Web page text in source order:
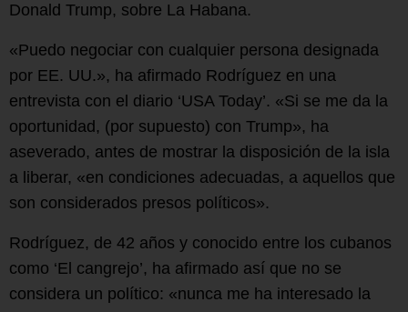
Donald Trump, sobre La Habana.
«Puedo negociar con cualquier persona designada
por EE. UU.», ha afirmado Rodríguez en una
entrevista con el diario ‘USA Today’. «Si se me da la
oportunidad, (por supuesto) con Trump», ha
aseverado, antes de mostrar la disposición de la isla
a liberar, «en condiciones adecuadas, a aquellos que
son considerados presos políticos».
Rodríguez, de 42 años y conocido entre los cubanos
como ‘El cangrejo’, ha afirmado así que no se
considera un político: «nunca me ha interesado la